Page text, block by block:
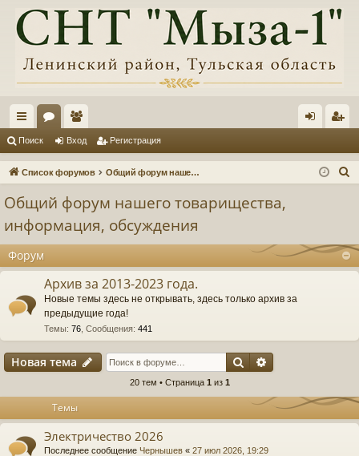
с
ы ум
ол
ьз
ел
д ис
Поиск Вход Регистрация
Список форумов Общий форум нашего товарищества, информация, обсуждения
Общий форум нашего товарищества,
информация, обсуждения
Форум
Архив за 2013-2023 года.
Новые темы здесь не открывать, здесь только архив за
предыдущие года!
Темы: 76 Сообщения: 441
Новая тема Поиск
20 тем • Страница 1 из 1
Темы
Электричество 2026
Последнее сообщение Чернышев « 27 июл 2026, 19:29